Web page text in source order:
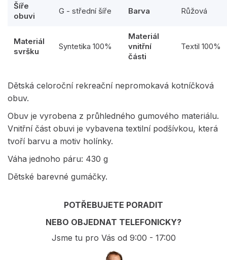
Šíře
obuvi
G - střední šíře Barva Růžová
Materiál
svršku
Syntetika 100%
Materiál
vnitřní
části
Textil 100%
Dětská celoroční rekreační nepromokavá kotníčková
obuv.
Obuv je vyrobena z průhledného gumového materiálu.
Vnitřní část obuvi je vybavena textilní podšívkou, která
tvoří barvu a motiv holínky.
Váha jednoho páru: 430 g
Dětské barevné gumáčky.
POTŘEBUJETE PORADIT
NEBO OBJEDNAT TELEFONICKY?
Jsme tu pro Vás od 9:00 - 17:00